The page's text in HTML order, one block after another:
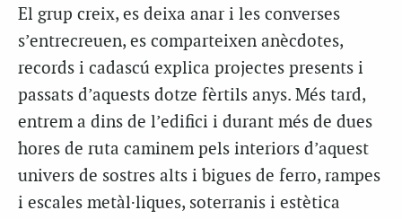
El grup creix, es deixa anar i les converses
s’entrecreuen, es comparteixen anècdotes,
records i cadascú explica projectes presents i
passats d’aquests dotze fèrtils anys. Més tard,
entrem a dins de l’edifici i durant més de dues
hores de ruta caminem pels interiors d’aquest
univers de sostres alts i bigues de ferro, rampes
i escales metàl·liques, soterranis i estètica